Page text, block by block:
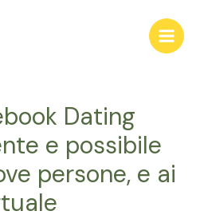
Main
Dating
e possibile
persone, e ai